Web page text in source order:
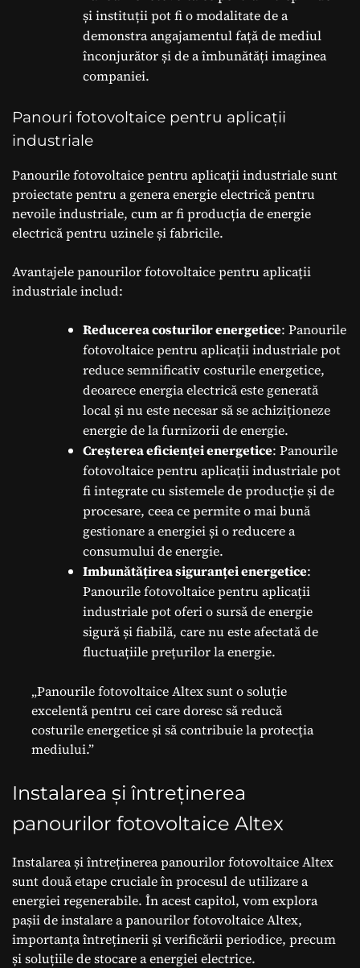
și instituții pot fi o modalitate de a
demonstra angajamentul față de mediul
înconjurător și de a îmbunătăți imaginea
companiei.
Panouri fotovoltaice pentru aplicații
industriale
Panourile fotovoltaice pentru aplicații industriale sunt
proiectate pentru a genera energie electrică pentru
nevoile industriale, cum ar fi producția de energie
electrică pentru uzinele și fabricile.
Avantajele panourilor fotovoltaice pentru aplicații
industriale includ:
Reducerea costurilor energetice: Panourile
fotovoltaice pentru aplicații industriale pot
reduce semnificativ costurile energetice,
deoarece energia electrică este generată
local și nu este necesar să se achiziționeze
energie de la furnizorii de energie.
Creșterea eficienței energetice: Panourile
fotovoltaice pentru aplicații industriale pot
fi integrate cu sistemele de producție și de
procesare, ceea ce permite o mai bună
gestionare a energiei și o reducere a
consumului de energie.
Imbunătățirea siguranței energetice:
Panourile fotovoltaice pentru aplicații
industriale pot oferi o sursă de energie
sigură și fiabilă, care nu este afectată de
fluctuațiile prețurilor la energie.
„Panourile fotovoltaice Altex sunt o soluție
excelentă pentru cei care doresc să reducă
costurile energetice și să contribuie la protecția
mediului.”
Instalarea și întreținerea
panourilor fotovoltaice Altex
Instalarea și întreținerea panourilor fotovoltaice Altex
sunt două etape cruciale în procesul de utilizare a
energiei regenerabile. În acest capitol, vom explora
pașii de instalare a panourilor fotovoltaice Altex,
importanța întreținerii și verificării periodice, precum
și soluțiile de stocare a energiei electrice.